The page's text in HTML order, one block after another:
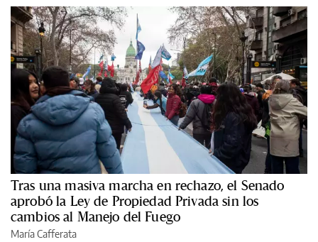
Tras una masiva marcha en rechazo, el Senado
aprobó la Ley de Propiedad Privada sin los
cambios al Manejo del Fuego
María Cafferata